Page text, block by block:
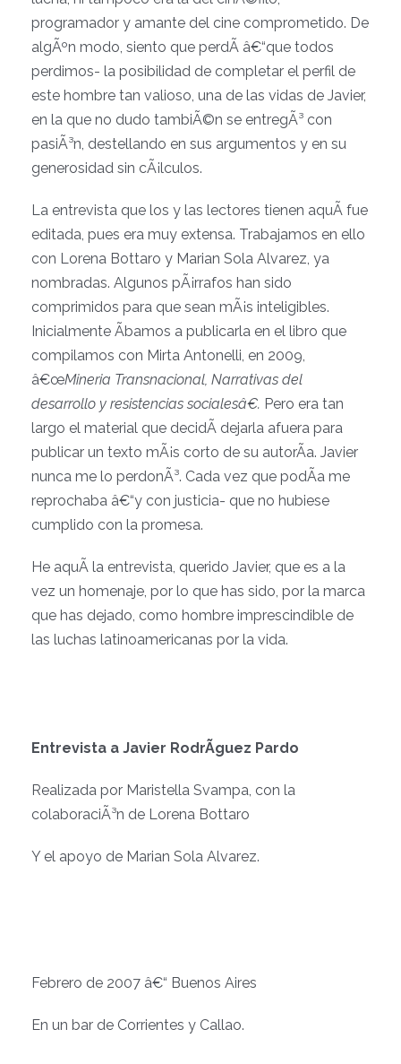
programador y amante del cine comprometido. De
algÃºn modo, siento que perdÃ­ â€“que todos
perdimos- la posibilidad de completar el perfil de
este hombre tan valioso, una de las vidas de Javier,
en la que no dudo tambiÃ©n se entregÃ³ con
pasiÃ³n, destellando en sus argumentos y en su
generosidad sin cÃ¡lculos.
La entrevista que los y las lectores tienen aquÃ­ fue
editada, pues era muy extensa. Trabajamos en ello
con Lorena Bottaro y Marian Sola Alvarez, ya
nombradas. Algunos pÃ¡rrafos han sido
comprimidos para que sean mÃ¡s inteligibles.
Inicialmente Ã­bamos a publicarla en el libro que
compilamos con Mirta Antonelli, en 2009,
â€œMineria Transnacional, Narrativas del
desarrollo y resistencias socialesâ€. Pero era tan
largo el material que decidÃ­ dejarla afuera para
publicar un texto mÃ¡s corto de su autorÃ­a. Javier
nunca me lo perdonÃ³. Cada vez que podÃ­a me
reprochaba â€“y con justicia- que no hubiese
cumplido con la promesa.
He aquÃ­ la entrevista, querido Javier, que es a la
vez un homenaje, por lo que has sido, por la marca
que has dejado, como hombre imprescindible de
las luchas latinoamericanas por la vida.
Entrevista a Javier RodrÃ­guez Pardo
Realizada por Maristella Svampa, con la
colaboraciÃ³n de Lorena Bottaro
Y el apoyo de Marian Sola Alvarez.
Febrero de 2007 â€“ Buenos Aires
En un bar de Corrientes y Callao.